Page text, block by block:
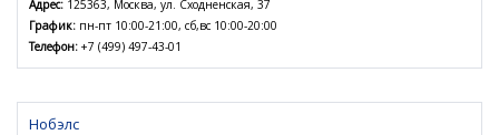
Адрес: 125363, Москва, ул. Сходненская, 37
График: пн-пт 10:00-21:00, сб,вс 10:00-20:00
Телефон: +7 (499) 497-43-01
Нобэлс